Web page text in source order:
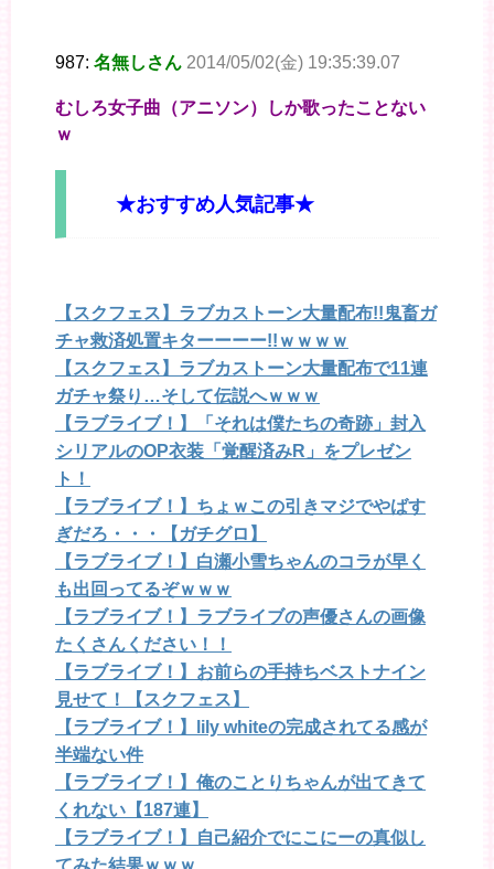
987: 名無しさん 2014/05/02(金) 19:35:39.07
むしろ女子曲（アニソン）しか歌ったことない
ｗ
★おすすめ人気記事★
【スクフェス】ラブカストーン大量配布!!鬼畜ガ
チャ救済処置キターーーー!!ｗｗｗｗ
【スクフェス】ラブカストーン大量配布で11連
ガチャ祭り…そして伝説へｗｗｗ
【ラブライブ！】「それは僕たちの奇跡」封入
シリアルのOP衣装「覚醒済みR」をプレゼン
ト！
【ラブライブ！】ちょｗこの引きマジでやばす
ぎだろ・・・【ガチグロ】
【ラブライブ！】白瀬小雪ちゃんのコラが早く
も出回ってるぞｗｗｗ
【ラブライブ！】ラブライブの声優さんの画像
たくさんください！！
【ラブライブ！】お前らの手持ちベストナイン
見せて！【スクフェス】
【ラブライブ！】lily whiteの完成されてる感が
半端ない件
【ラブライブ！】俺のことりちゃんが出てきて
くれない【187連】
【ラブライブ！】自己紹介でにこにーの真似し
てみた結果ｗｗｗ